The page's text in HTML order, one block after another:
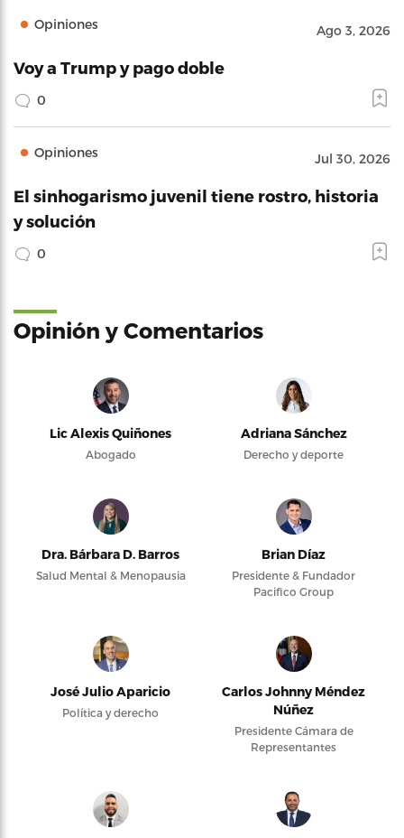
Opiniones Ago 3, 2026
Voy a Trump y pago doble
0
Opiniones Jul 30, 2026
El sinhogarismo juvenil tiene rostro, historia
y solución
0
Opinión y Comentarios
Lic Alexis Quiñones
Abogado
Adriana Sánchez
Derecho y deporte
Dra. Bárbara D. Barros
Salud Mental & Menopausia
Brian Díaz
Presidente & Fundador
Pacifico Group
José Julio Aparicio
Política y derecho
Carlos Johnny Méndez
Núñez
Presidente Cámara de
Representantes